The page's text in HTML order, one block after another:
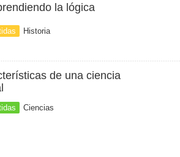
la lógica
Historia
de una ciencia
Ciencias